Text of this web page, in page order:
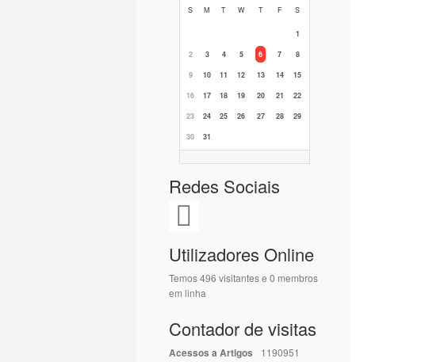
S M T W T F S
1
2
3 4 5 6 7
8
9
10 11 12 13 14
15
16
17 18 19 20 21
22
23
24 25 26 27 28
29
30
31
Redes Sociais
Utilizadores Online
Temos 496 visitantes e 0 membros
em linha
Contador de visitas
Acessos a Artigos 1190951